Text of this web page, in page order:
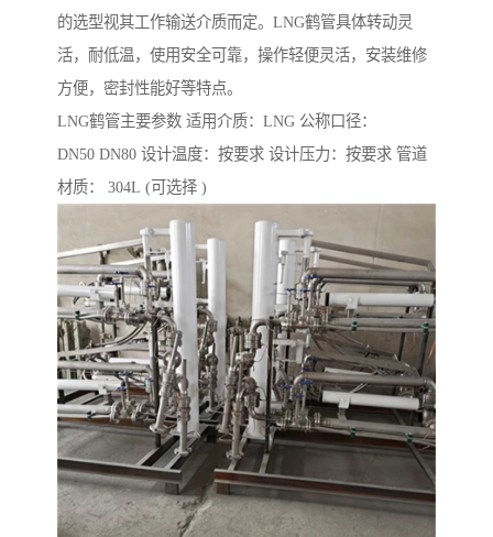
的选型视其工作输送介质而定。LNG鹤管具体转动灵
活，耐低温，使用安全可靠，操作轻便灵活，安装维修
方便，密封性能好等特点。
LNG鹤管主要参数 适用介质：LNG 公称口径：
DN50 DN80 设计温度：按要求 设计压力：按要求 管道
材质： 304L (可选择 )